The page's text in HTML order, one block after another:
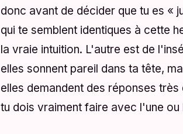
donc avant de décider que tu es «
qui te semblent identiques à cette
la vraie intuition. L'autre est de
elles sonnent pareil dans ta tête,
elles demandent des réponses
tu dois vraiment faire avec l'une ou